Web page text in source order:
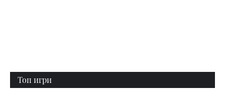
Топ игри